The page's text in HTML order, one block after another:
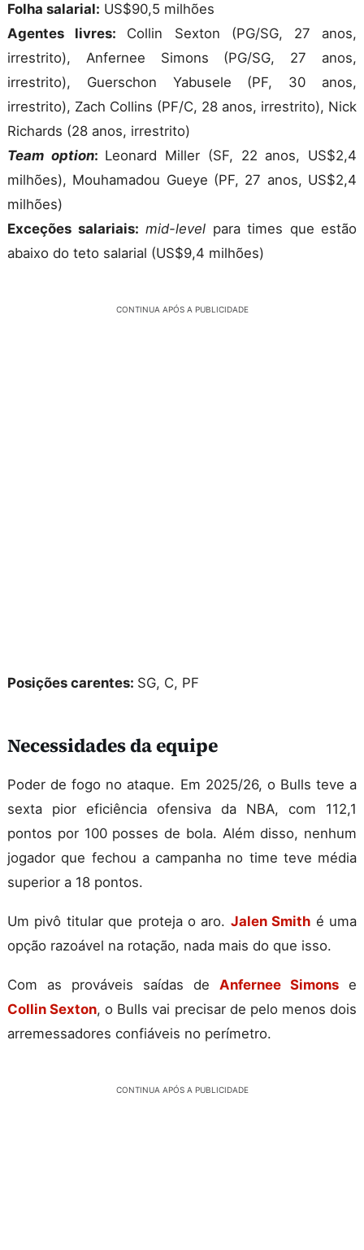
Folha salarial: US$90,5 milhões
Agentes livres: Collin Sexton (PG/SG, 27 anos,
irrestrito), Anfernee Simons (PG/SG, 27 anos,
irrestrito), Guerschon Yabusele (PF, 30 anos,
irrestrito), Zach Collins (PF/C, 28 anos, irrestrito), Nick
Richards (28 anos, irrestrito)
Team option: Leonard Miller (SF, 22 anos, US$2,4
milhões), Mouhamadou Gueye (PF, 27 anos, US$2,4
milhões)
Exceções salariais: mid-level para times que estão
abaixo do teto salarial (US$9,4 milhões)
CONTINUA APÓS A PUBLICIDADE
Posições carentes: SG, C, PF
Necessidades da equipe
Poder de fogo no ataque. Em 2025/26, o Bulls teve a
sexta pior eficiência ofensiva da NBA, com 112,1
pontos por 100 posses de bola. Além disso, nenhum
jogador que fechou a campanha no time teve média
superior a 18 pontos.
Um pivô titular que proteja o aro. Jalen Smith é uma
opção razoável na rotação, nada mais do que isso.
Com as prováveis saídas de Anfernee Simons e
Collin Sexton, o Bulls vai precisar de pelo menos dois
arremessadores confiáveis no perímetro.
CONTINUA APÓS A PUBLICIDADE